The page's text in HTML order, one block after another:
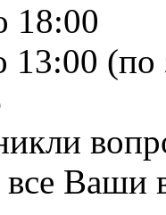
18:00
13:00 (по
Ваши